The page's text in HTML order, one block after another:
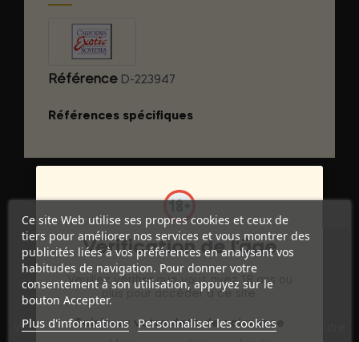
Référence D-223947
Références spécifiques
Vos commandes sont expédiées dans un emballage neutre
Ce site Web utilise ses propres cookies et ceux de
tiers pour améliorer nos services et vous montrer des
publicités liées à vos préférences en analysant vos
habitudes de navigation. Pour donner votre
consentement à son utilisation, appuyez sur le
bouton Accepter.
Plus d'informations Personnaliser les cookies
Vérification de l'âge
Veuillez vérifier que vous avez 18 ans ou
plus pour accéder à ce site.
Saisissez votre date de naissance